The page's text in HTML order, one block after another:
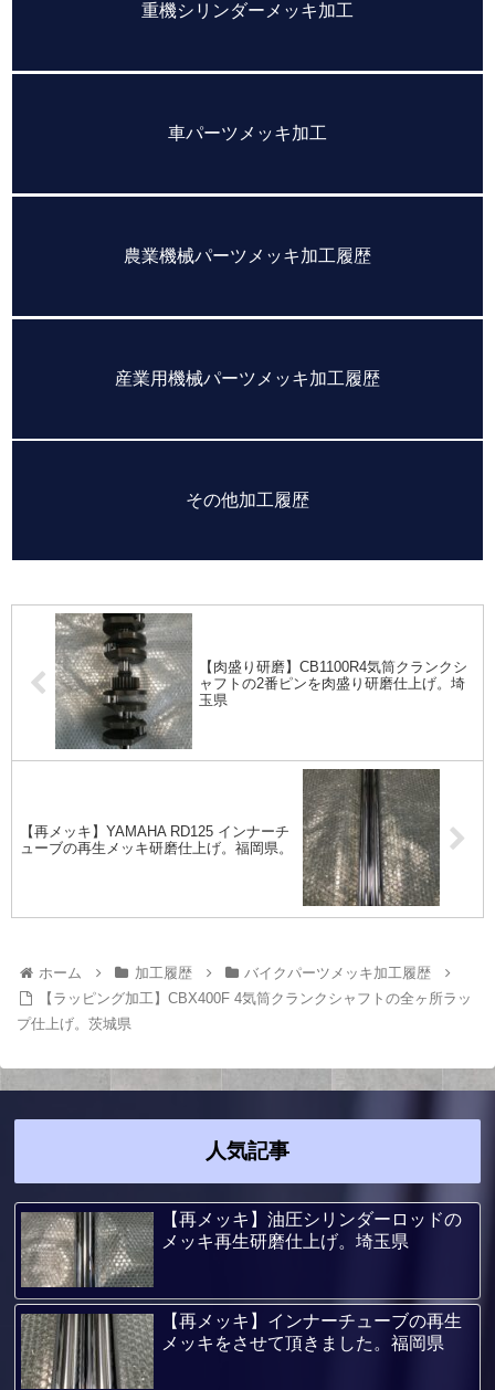
重機シリンダーメッキ加工
車パーツメッキ加工
農業機械パーツメッキ加工履歴
産業用機械パーツメッキ加工履歴
その他加工履歴
【肉盛り研磨】CB1100R4気筒クランクシ
ャフトの2番ピンを肉盛り研磨仕上げ。埼
玉県
【再メッキ】YAMAHA RD125 インナーチ
ューブの再生メッキ研磨仕上げ。福岡県。
ホーム 加工履歴
バイクパーツメッキ加工履歴
【ラッピング加工】CBX400F 4気筒クランクシャフトの全ヶ所ラッ
プ仕上げ。茨城県
人気記事
【再メッキ】油圧シリンダーロッドの
メッキ再生研磨仕上げ。埼玉県
【再メッキ】インナーチューブの再生
メッキをさせて頂きました。福岡県